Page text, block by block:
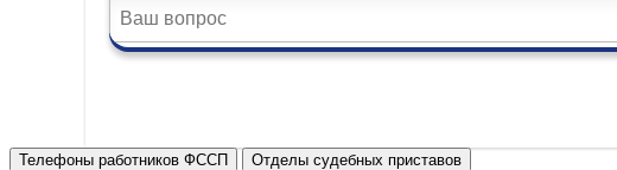
Телефоны работников ФССП Отделы судебных приставов